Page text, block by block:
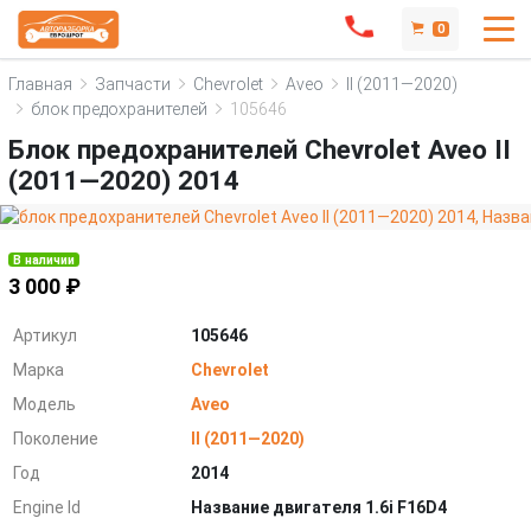
0
Главная Запчасти Chevrolet Aveo
II (2011—2020)
блок предохранителей
105646
Блок предохранителей Chevrolet Aveo II
(2011—2020) 2014
В наличии
3 000 ₽
Артикул
105646
Марка
Chevrolet
Модель
Aveo
Поколение
II (2011—2020)
Год
2014
Engine Id
Название двигателя 1.6i F16D4